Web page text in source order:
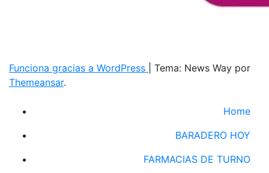
Funciona gracias a WordPress
Tema: News Way por
Themeansar.
Home
BARADERO HOY
FARMACIAS DE TURNO